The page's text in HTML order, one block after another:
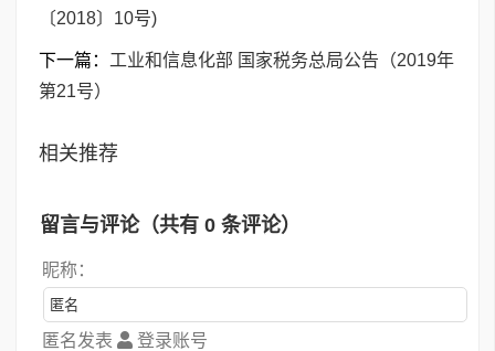
〔2018〕10号)
下一篇： 工业和信息化部 国家税务总局公告（2019年
第21号）
相关推荐
留言与评论（共有 0 条评论）
昵称：
匿名发表 登录账号